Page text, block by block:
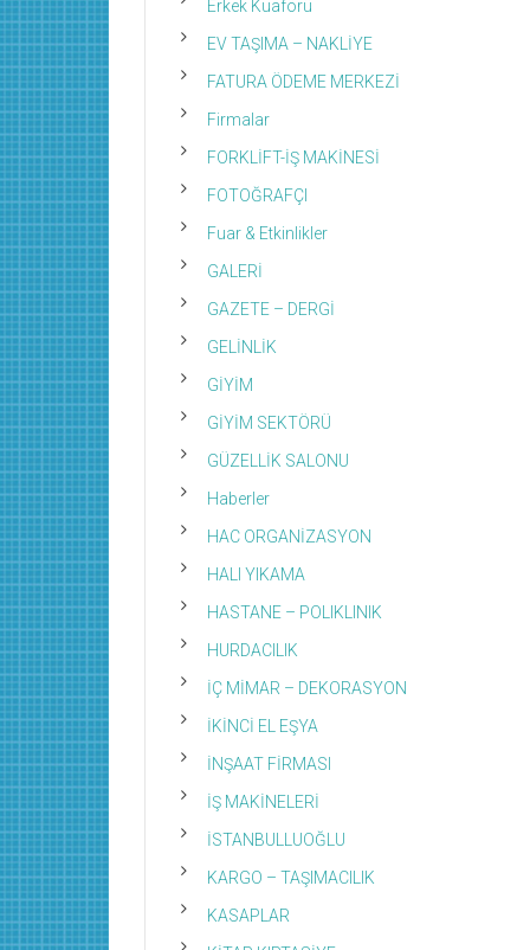
Erkek Kuaförü
EV TAŞIMA – NAKLİYE
FATURA ÖDEME MERKEZİ
Firmalar
FORKLİFT-İŞ MAKİNESİ
FOTOĞRAFÇI
Fuar & Etkinlikler
GALERİ
GAZETE – DERGİ
GELİNLİK
GİYİM
GİYİM SEKTÖRÜ
GÜZELLİK SALONU
Haberler
HAC ORGANİZASYON
HALI YIKAMA
HASTANE – POLIKLINIK
HURDACILIK
İÇ MİMAR – DEKORASYON
İKİNCİ EL EŞYA
İNŞAAT FİRMASI
İŞ MAKİNELERİ
İSTANBULLUOĞLU
KARGO – TAŞIMACILIK
KASAPLAR